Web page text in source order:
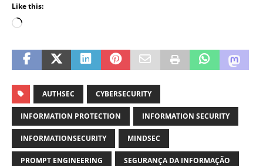
Like this:
AUTHSEC CYBERSECURITY
INFORMATION PROTECTION INFORMATION SECURITY
INFORMATIONSECURITY MINDSEC
PROMPT ENGINEERING SEGURANÇA DA INFORMAÇÃO